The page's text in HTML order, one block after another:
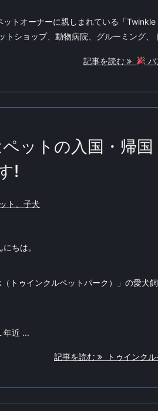
ットオーナーに親しまれている「
トショップ、動物病院、グルーミング、
記事を読む バ
ットの入国・帰国
!
ト、子犬
ちは。
トゥインクルペットパーク）」の愛犬
年近 ...
記事を読む トゥインク